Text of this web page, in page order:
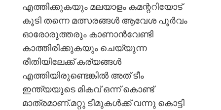
എത്തിക്കുകയും മലയാളം കമന്ററിയോട്
കൂടി തന്നെ മത്സരങ്ങൾ ആവേശ പൂർവം
ഓരോരുത്തരും കാണാൻവേണ്ടി
കാത്തിരിക്കുകയും ചെയ്യുന്ന
രീതിയിലേക്ക് കര്യങ്ങൾ
എത്തിയിരുണ്ടെങ്കിൽ അത് ടീം
ഇന്ത്യയുടെ മികവ് ഒന്ന് കൊണ്ട്
മാത്രമാണ്.മറ്റു ടീമുകൾക്ക് വന്നു കൊട്ടി